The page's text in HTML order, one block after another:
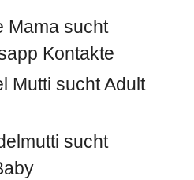
Mama sucht
Kontakte
Mutti sucht Adult
sucht